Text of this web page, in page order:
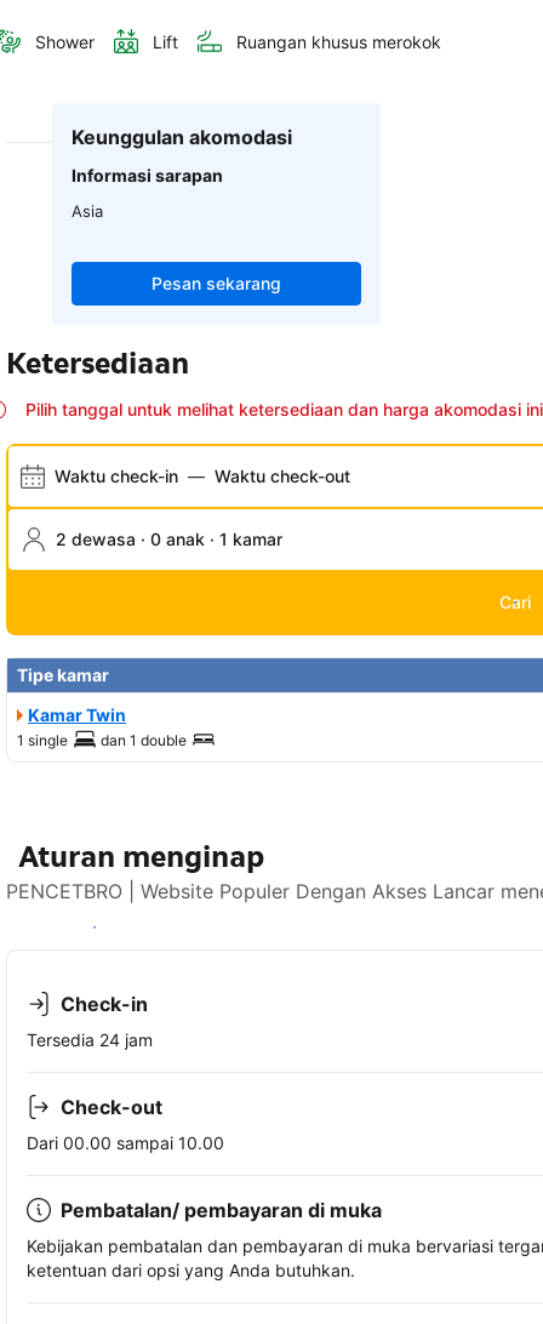
Shower Lift Ruangan khusus merokok
Keunggulan akomodasi
Informasi sarapan
Asia
Pesan sekarang
Ketersediaan
Pilih tanggal untuk melihat ketersediaan dan harga akomodasi ini
Waktu check-in — Waktu check-out
2 dewasa · 0 anak · 1 kamar
Cari
Tipe kamar
Kamar Twin
1 single dan 1 double
Aturan menginap
PENCETBRO | Website Populer Dengan Akses Lancar
Lihat ketersediaan
Check-in
Tersedia 24 jam
Check-out
Dari 00.00 sampai 10.00
Pembatalan/ pembayaran di muka
Kebijakan pembatalan dan pembayaran di muka bervariasi
ketentuan dari opsi yang Anda butuhkan.